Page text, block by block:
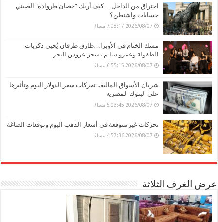
اختراق من الداخل… كيف أربك “حصان طروادة” الصيني
حسابات واشنطن؟
2026/08/07 7:08:17 مساءً
مسك الختام في الأوبرا…طارق طرقان يُحيي ذكريات
الطفولة وعمرو سليم يسحر عروس البحر
2026/08/07 6:55:15 مساءً
شريان الأسواق المالية.. تحركات سعر الدولار اليوم وتأثيرها
على البنوك المصرية
2026/08/07 5:03:45 مساءً
تحركات غير متوقعة في أسعار الذهب اليوم وتوقعات الصاغة
2026/08/07 4:57:36 مساءً
عرض الغرف الثلاثة